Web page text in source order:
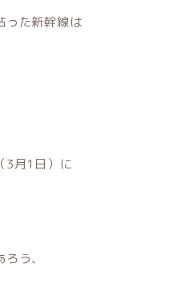
った新幹線は
3月1日）に
う、